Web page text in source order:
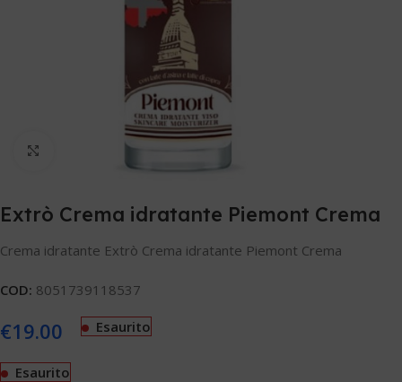
Clicca per ingrandire
Extrò Crema idratante Piemont Crema
Crema idratante Extrò Crema idratante Piemont Crema
COD: 8051739118537
€19.00 Esaurito
Esaurito